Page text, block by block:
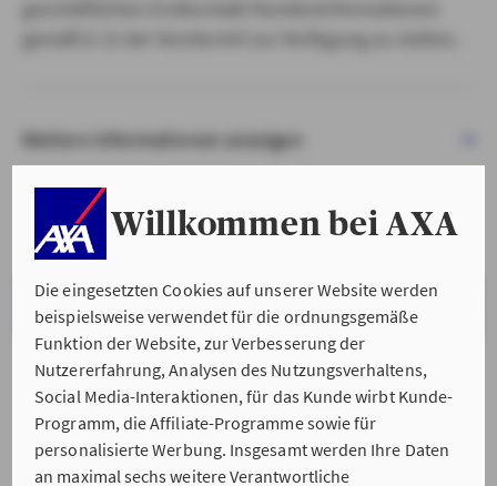
Willkommen bei AXA
Die eingesetzten Cookies auf unserer Website werden
beispielsweise verwendet für die ordnungsgemäße
Funktion der Website, zur Verbesserung der
Nutzererfahrung, Analysen des Nutzungsverhaltens,
Social Media-Interaktionen, für das Kunde wirbt Kunde-
Programm, die Affiliate-Programme sowie für
personalisierte Werbung. Insgesamt werden Ihre Daten
an maximal sechs weitere Verantwortliche
Weitere Informationen anzeigen
VERSTANDEN & WEITER